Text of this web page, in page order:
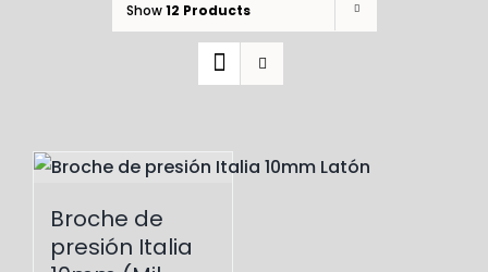
Show12 Products
Broche de
presión Italia